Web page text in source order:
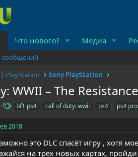
Что нового? Медиа
сообщений
| PlayStation Sony PlayStation
WWII – The Resistance
Т
г
bf1 ps4 call of duty: wwii ps4 ps4 pro
2018
это DLC спасёт игру , хотя
на трех новых картах,